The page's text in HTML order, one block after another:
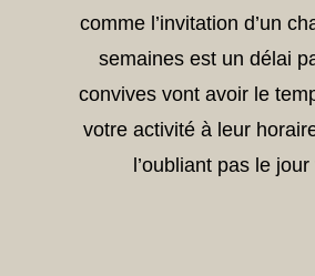
comme l’invitation d’un
semaines est un délai
convives vont avoir le
votre activité à leur
l’oubliant pas le